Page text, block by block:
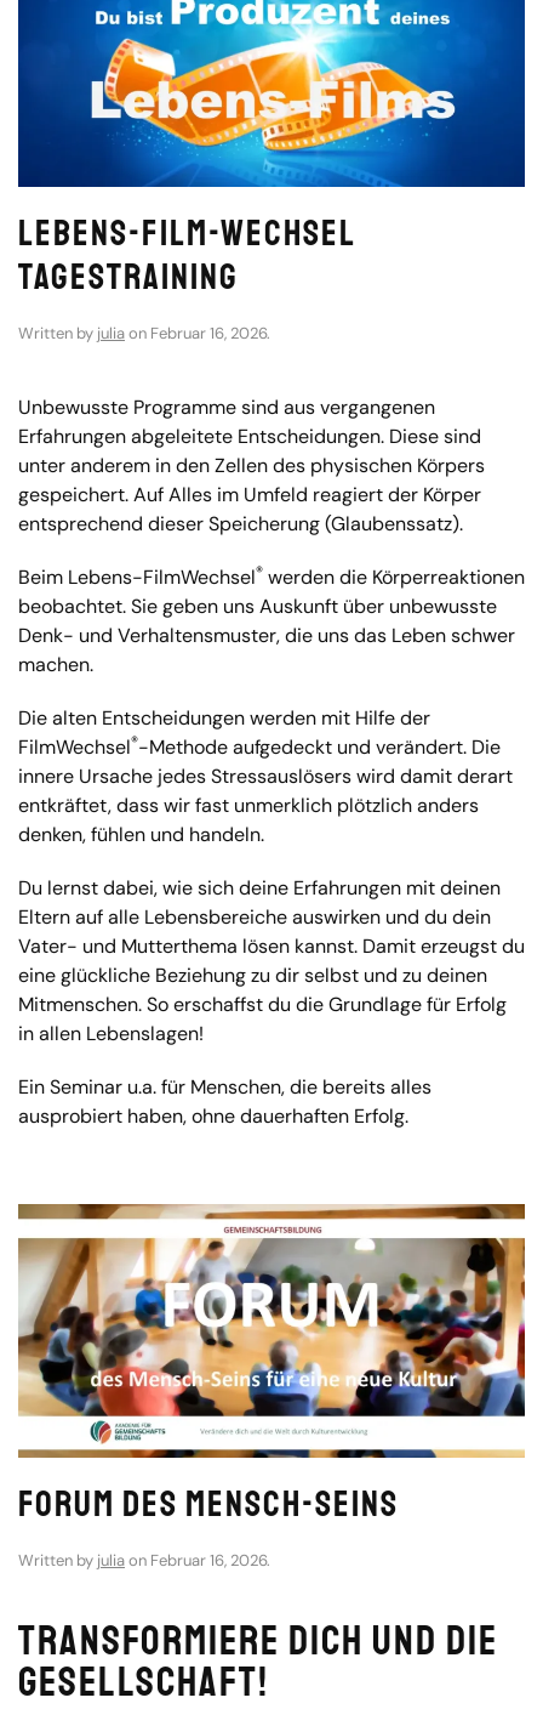
Lebens-Film-Wechsel
Tagestraining
Written by juliaon Februar 16, 2026.
Unbewusste Programme sind aus vergangenen
Erfahrungen abgeleitete Entscheidungen. Diese sind
unter anderem in den Zellen des physischen Körpers
gespeichert. Auf Alles im Umfeld reagiert der Körper
entsprechend dieser Speicherung (Glaubenssatz).
Beim Lebens-FilmWechsel® werden die Körperreaktionen
beobachtet. Sie geben uns Auskunft über unbewusste
Denk- und Verhaltensmuster, die uns das Leben schwer
machen.
Die alten Entscheidungen werden mit Hilfe der
FilmWechsel®-Methode aufgedeckt und verändert. Die
innere Ursache jedes Stressauslösers wird damit derart
entkräftet, dass wir fast unmerklich plötzlich anders
denken, fühlen und handeln.
Du lernst dabei, wie sich deine Erfahrungen mit deinen
Eltern auf alle Lebensbereiche auswirken und du dein
Vater- und Mutterthema lösen kannst. Damit erzeugst du
eine glückliche Beziehung zu dir selbst und zu deinen
Mitmenschen. So erschaffst du die Grundlage für Erfolg
in allen Lebenslagen!
Ein Seminar u.a. für Menschen, die bereits alles
ausprobiert haben, ohne dauerhaften Erfolg.
Forum des Mensch-Seins
Written by juliaon Februar 16, 2026.
Transformiere dich und die
Gesellschaft!